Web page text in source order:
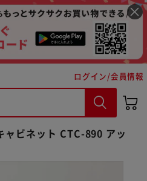
ログイン/会員情報
ャビネット CTC-890 アッ